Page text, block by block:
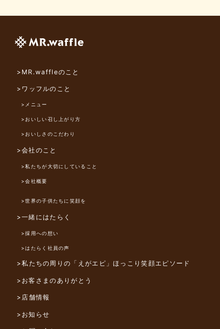
>MR.waffleのこと
>ワッフルのこと
>メニュー
>おいしい召し上がり方
>おいしさのこだわり
>会社のこと
>私たちが大切にしていること
>会社概要
>世界の子供たちに笑顔を
>一緒にはたらく
>採用への想い
>はたらく社員の声
>私たちの周りの「えがエピ」ほっこり笑顔エピソード
>お客さまのありがとう
>店舗情報
>お知らせ